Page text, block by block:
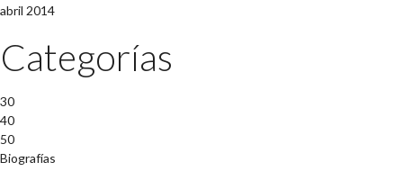
abril 2014
Categorías
30
40
50
Biografías